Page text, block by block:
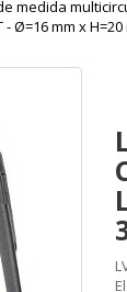
medida
Ø=16 mm x